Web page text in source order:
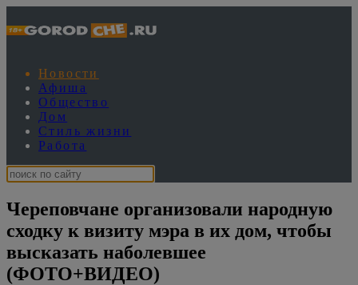
Новости
Афиша
Общество
Дом
Стиль жизни
Работа
Череповчане организовали народную
сходку к визиту мэра в их дом, чтобы
высказать наболевшее
(ФОТО+ВИДЕО)